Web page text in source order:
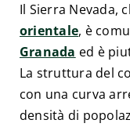
Il Sierra Nevada,
orientale, è
Granada ed è
La struttura del
con una curva
densità di